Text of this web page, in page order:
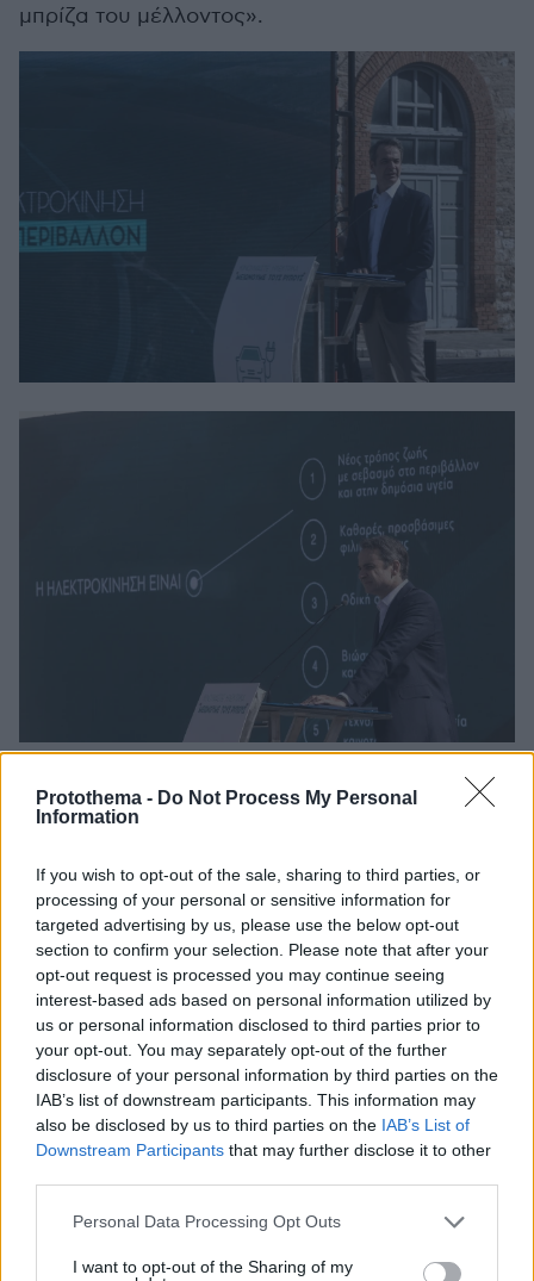
Protothema - Do Not Process My Personal
Information
If you wish to opt-out of the sale, sharing to third parties, or
processing of your personal or sensitive information for
targeted advertising by us, please use the below opt-out
section to confirm your selection. Please note that after your
opt-out request is processed you may continue seeing
interest-based ads based on personal information utilized by
us or personal information disclosed to third parties prior to
your opt-out. You may separately opt-out of the further
disclosure of your personal information by third parties on the
IAB’s list of downstream participants. This information may
also be disclosed by us to third parties on the IAB’s List of
Downstream Participants that may further disclose it to other
Please note that this website/app uses one or more Google
not limited to your visit or usage behaviour. You may click to
Personal Data Processing Opt Outs
I want to opt-out of the Sharing of my
μπρίζα του μέλλοντος».
πιο ελπιδοφόρο και καθαρό μέλλον»
εξηγώντας ότι το σχέδιο αφορά το κράτος, τις